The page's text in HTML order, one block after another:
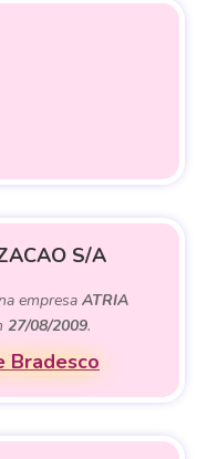
S/A
empresa ATRIA
27/08/2009.
Bradesco